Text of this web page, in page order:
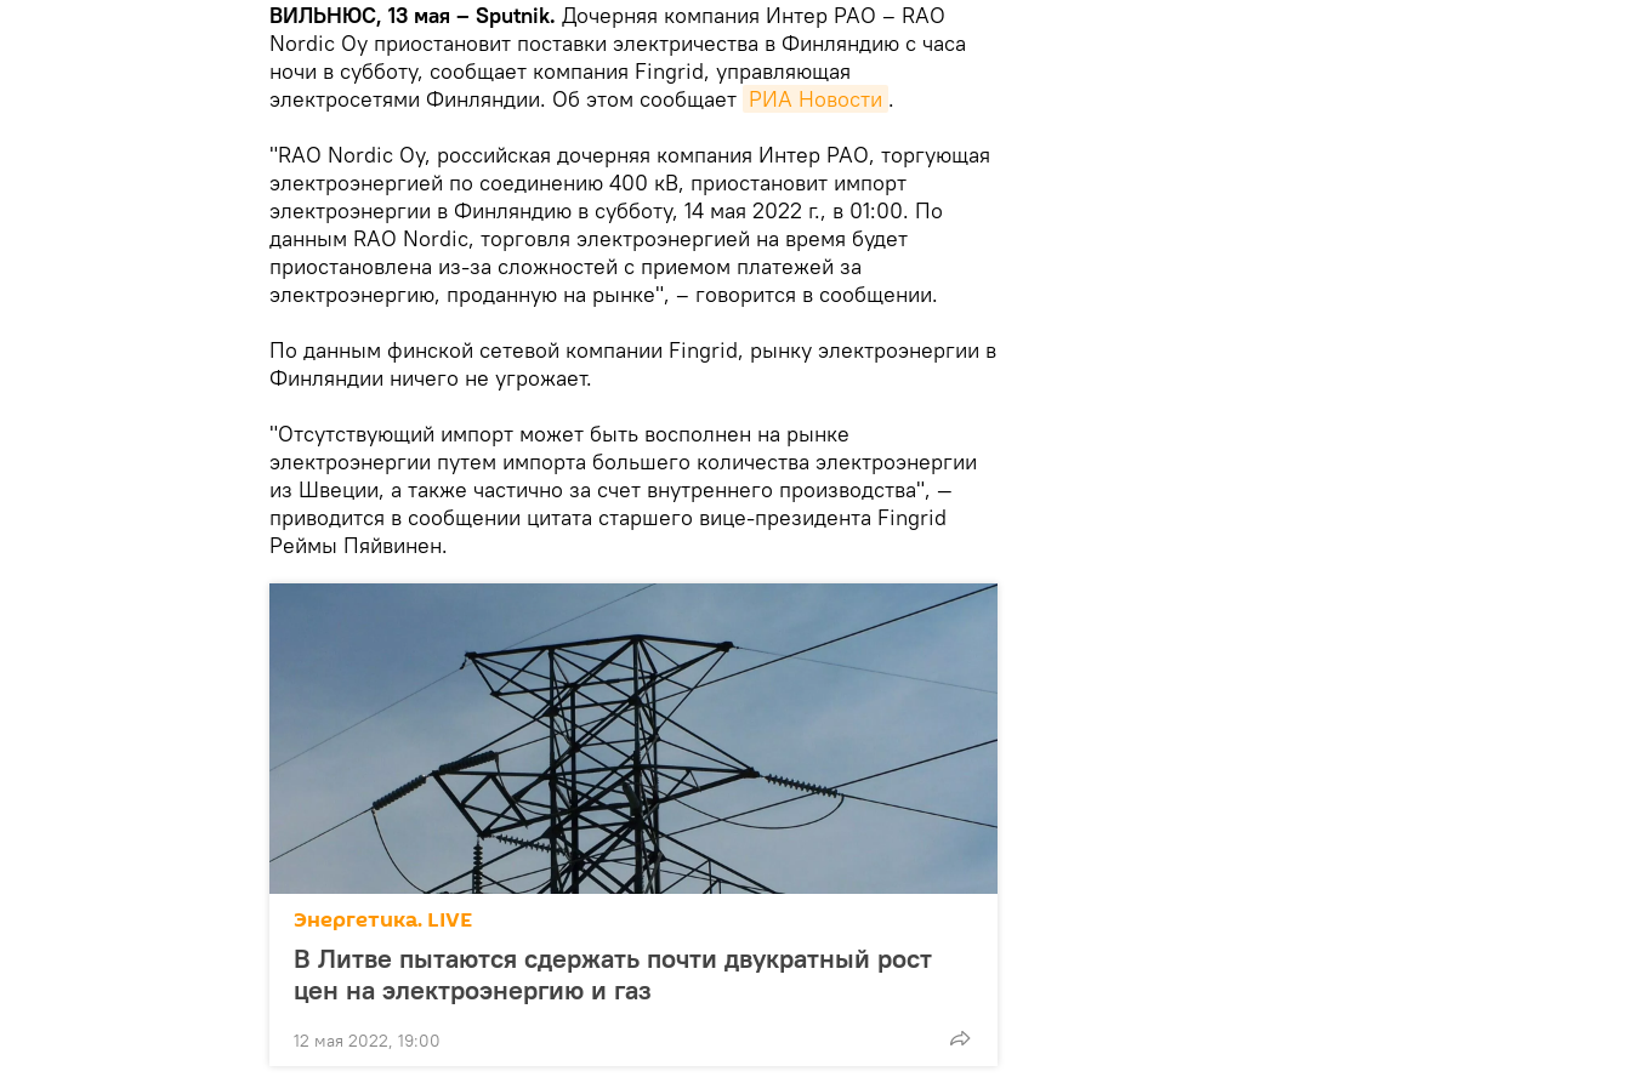
ВИЛЬНЮС, 13 мая – Sputnik. Дочерняя компания Интер РАО – RAO
Nordic Oy приостановит поставки электричества в Финляндию с часа
ночи в субботу, сообщает компания Fingrid, управляющая
электросетями Финляндии. Об этом сообщает РИА Новости .
"RAO Nordic Oy, российская дочерняя компания Интер РАО, торгующая
электроэнергией по соединению 400 кВ, приостановит импорт
электроэнергии в Финляндию в субботу, 14 мая 2022 г., в 01:00. По
данным RAO Nordic, торговля электроэнергией на время будет
приостановлена ​​из-за сложностей с приемом платежей за
электроэнергию, проданную на рынке", – говорится в сообщении.
По данным финской сетевой компании Fingrid, рынку электроэнергии в
Финляндии ничего не угрожает.
"Отсутствующий импорт может быть восполнен на рынке
электроэнергии путем импорта большего количества электроэнергии
из Швеции, а также частично за счет внутреннего производства", —
приводится в сообщении цитата старшего вице-президента Fingrid
Реймы Пяйвинен.
Энергетика. LIVE
В Литве пытаются сдержать почти двукратный рост
цен на электроэнергию и газ
12 мая 2022, 19:00